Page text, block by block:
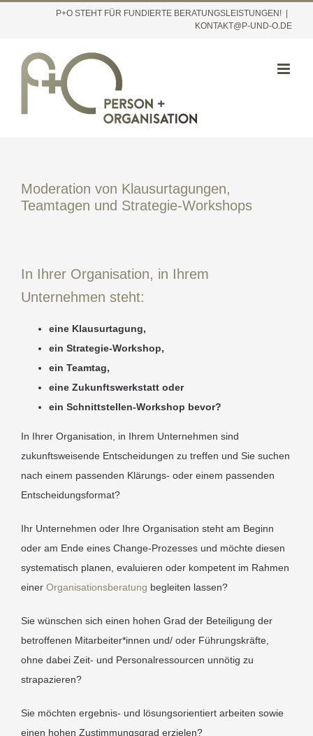
P+O STEHT FÜR FUNDIERTE BERATUNGSLEISTUNGEN!
KONTAKT@P-UND-O.DE
Moderation von Klausurtagungen,
Teamtagen und Strategie-Workshops
In Ihrer Organisation, in Ihrem
Unternehmen steht:
eine Klausurtagung,
ein Strategie-Workshop,
ein Teamtag,
eine Zukunftswerkstatt oder
ein Schnittstellen-Workshop bevor?
In Ihrer Organisation, in Ihrem Unternehmen sind
zukunftsweisende Entscheidungen zu treffen und Sie suchen
nach einem passenden Klärungs- oder einem passenden
Entscheidungsformat?
Ihr Unternehmen oder Ihre Organisation steht am Beginn
oder am Ende eines Change-Prozesses und möchte diesen
systematisch planen, evaluieren oder kompetent im Rahmen
einer Organisationsberatung begleiten lassen?
Sie wünschen sich einen hohen Grad der Beteiligung der
betroffenen Mitarbeiter*innen und/ oder Führungskräfte,
ohne dabei Zeit- und Personalressourcen unnötig zu
strapazieren?
Sie möchten ergebnis- und lösungsorientiert arbeiten sowie
einen hohen Zustimmungsgrad erzielen?